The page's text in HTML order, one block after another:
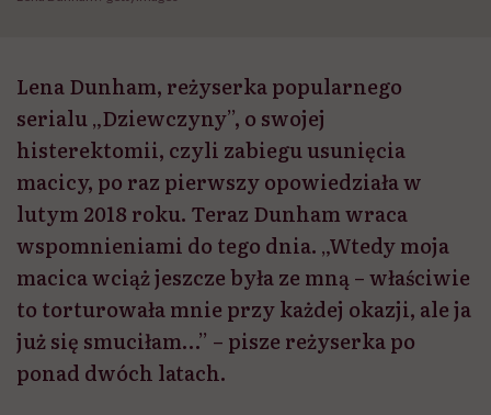
Lena Dunham, reżyserka popularnego
serialu „Dziewczyny”, o swojej
histerektomii, czyli zabiegu usunięcia
macicy, po raz pierwszy opowiedziała w
lutym 2018 roku. Teraz Dunham wraca
wspomnieniami do tego dnia. „Wtedy moja
macica wciąż jeszcze była ze mną – właściwie
to torturowała mnie przy każdej okazji, ale ja
już się smuciłam…” – pisze reżyserka po
ponad dwóch latach.